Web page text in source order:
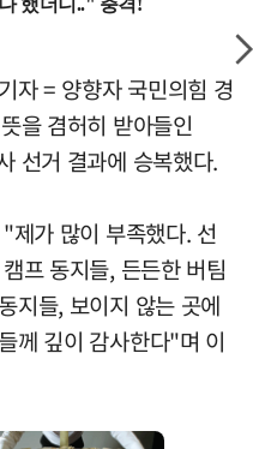
자 = 양향자 국민의힘 경
을 겸허히 받아들인
선거 결과에 승복했다.
제가 많이 부족했다. 선
프 동지들, 든든한 버팀
지들, 보이지 않는 곳에
께 깊이 감사한다"며 이